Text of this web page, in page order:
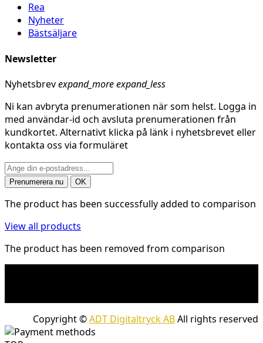
Rea
Nyheter
Bästsäljare
Newsletter
Nyhetsbrevexpand_moreexpand_less
Ni kan avbryta prenumerationen när som helst. Logga in
med användar-id och avsluta prenumerationen från
kundkortet. Alternativt klicka på länk i nyhetsbrevet eller
kontakta oss via formuläret
The product has been successfully added to comparison
View all products
The product has been removed from comparison
Copyright ©ADT Digitaltryck ABAll rights reserved